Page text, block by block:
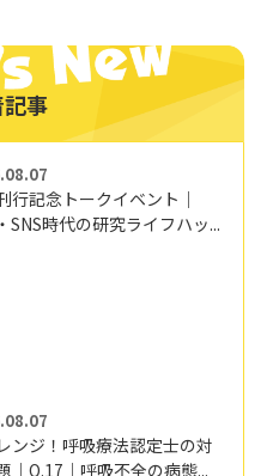
事
行記念トークイベント｜
SNS時代の研究ライフハッ...
ンジ！呼吸療法認定士の対
｜Q.17｜呼吸不全の病態...